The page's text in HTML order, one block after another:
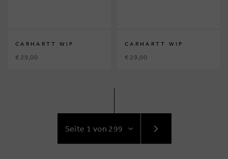
CARHARTT WIP
€ 29,00
CARHARTT WIP
€ 29,00
ZUR
NÄCHSTE